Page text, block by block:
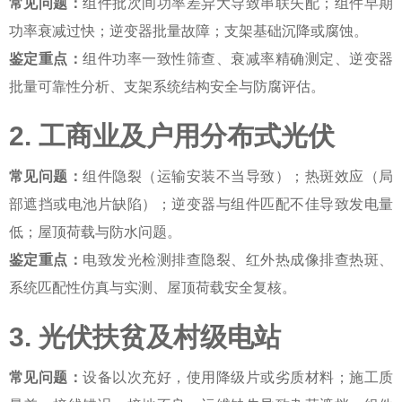
常见问题：组件批次间功率差异大导致串联失配；组件早期
功率衰减过快；逆变器批量故障；支架基础沉降或腐蚀。
鉴定重点：组件功率一致性筛查、衰减率精确测定、逆变器
批量可靠性分析、支架系统结构安全与防腐评估。
2. 工商业及户用分布式光伏
常见问题：组件隐裂（运输安装不当导致）；热斑效应（局
部遮挡或电池片缺陷）；逆变器与组件匹配不佳导致发电量
低；屋顶荷载与防水问题。
鉴定重点： 电致发光检测排查隐裂、红外热成像排查热斑、
系统匹配性仿真与实测、屋顶荷载安全复核。
3. 光伏扶贫及村级电站
常见问题：设备以次充好，使用降级片或劣质材料；施工质